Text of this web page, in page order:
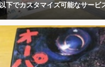
以下でカスタマイズ可能なサービ